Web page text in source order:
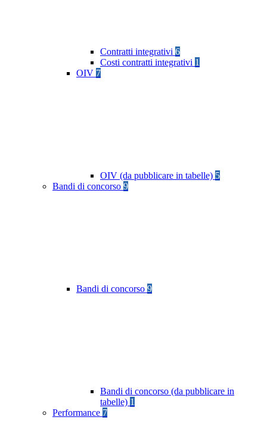
Contratti integrativi 6
Costi contratti integrativi 1
OIV 7
OIV (da pubblicare in tabelle) 5
Bandi di concorso 9
Bandi di concorso 9
Bandi di concorso (da pubblicare in
tabelle) 1
Performance 7